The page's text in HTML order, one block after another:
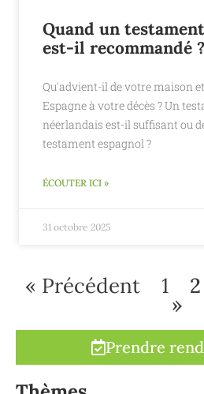
Quand un
est-il recommandé ?
Qu'advient-il de votre maison
Espagne à votre décès ? Un
néerlandais est-il suffisant ou
testament espagnol ?
ÉCOUTER ICI »
31 octobre 2025
« Précédent 1 2
»
Prendre